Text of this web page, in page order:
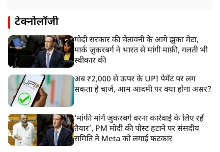
टेक्नोलॉजी
मोदी सरकार की चेतावनी के आगे झुका मेटा,
मार्क ज़ुकरबर्ग ने भारत से मांगी माफ़ी, गलती भी
स्वीकार की
अब ₹2,000 से ऊपर के UPI पेमेंट पर लग
सकता है चार्ज, आम आदमी पर क्या होगा असर?
‘मांफी मांगें जुकरबर्ग वरना कार्रवाई के लिए रहें
तैयार’, PM मोदी की पोस्ट हटाने पर संसदीय
समिति ने Meta को लगाई फटकार